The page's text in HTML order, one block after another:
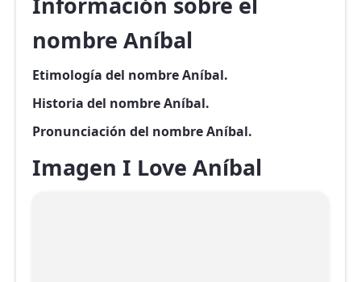
nombre Aníbal
Etimología del nombre Aníbal.
Historia del nombre Aníbal.
Pronunciación del nombre Aníbal.
Imagen I Love Aníbal